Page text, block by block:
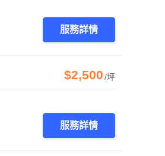
服務詳情
$2,500/坪
服務詳情